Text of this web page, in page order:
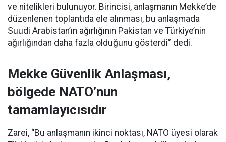
ve nitelikleri bulunuyor. Birincisi, anlaşmanın Mekke’de
düzenlenen toplantıda ele alınması, bu anlaşmada
Suudi Arabistan’ın ağırlığının Pakistan ve Türkiye’nin
ağırlığından daha fazla olduğunu gösterdi” dedi.
Mekke Güvenlik Anlaşması,
bölgede NATO’nun
tamamlayıcısıdır
Zarei, “Bu anlaşmanın ikinci noktası, NATO üyesi olarak